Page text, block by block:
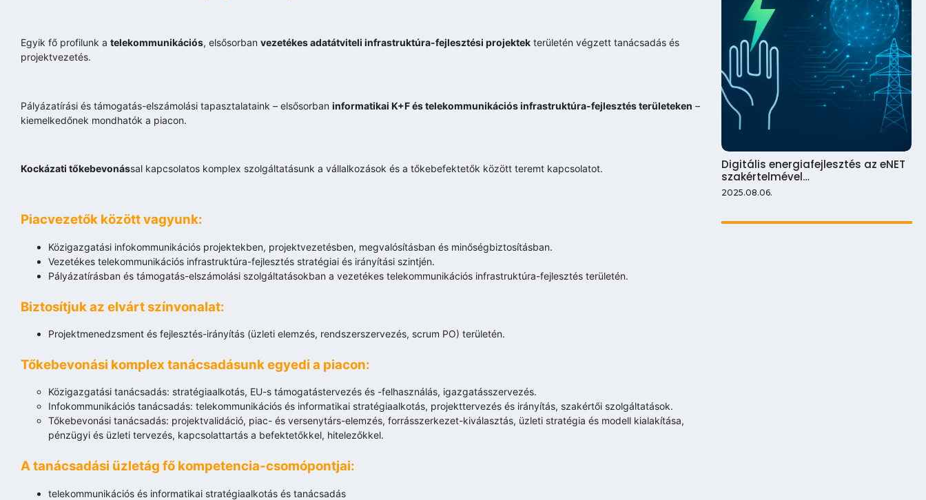
Egyik fő profilunk a telekommunikációs, elsősorban vezetékes adatátviteli infrastruktúra-fejlesztési projektek területén végzett tanácsadás és
projektvezetés.
Pályázatírási és támogatás-elszámolási tapasztalataink – elsősorban informatikai K+F és telekommunikációs infrastruktúra-fejlesztés területeken –
kiemelkedőnek mondhatók a piacon.
Kockázati tőkebevonással kapcsolatos komplex szolgáltatásunk a vállalkozások és a tőkebefektetők között teremt kapcsolatot.
Piacvezetők között vagyunk:
Közigazgatási infokommunikációs projektekben, projektvezetésben, megvalósításban és minőségbiztosításban.
Vezetékes telekommunikációs infrastruktúra-fejlesztés stratégiai és irányítási szintjén.
Pályázatírásban és támogatás-elszámolási szolgáltatásokban a vezetékes telekommunikációs infrastruktúra-fejlesztés területén.
Biztosítjuk az elvárt színvonalat:
Projektmenedzsment és fejlesztés-irányítás (üzleti elemzés, rendszerszervezés, scrum PO) területén.
Tőkebevonási komplex tanácsadásunk egyedi a piacon:
Közigazgatási tanácsadás: stratégiaalkotás, EU-s támogatástervezés és -felhasználás, igazgatásszervezés.
Infokommunikációs tanácsadás: telekommunikációs és informatikai stratégiaalkotás, projekttervezés és irányítás, szakértői szolgáltatások.
Tőkebevonási tanácsadás: projektvalidáció, piac- és versenytárs-elemzés, forrásszerkezet-kiválasztás, üzleti stratégia és modell kialakítása,
pénzügyi és üzleti tervezés, kapcsolattartás a befektetőkkel, hitelezőkkel.
A tanácsadási üzletág fő kompetencia-csomópontjai:
telekommunikációs és informatikai stratégiaalkotás és tanácsadás
Digitális energiafejlesztés az eNET
szakértelmével…
2025.08.06.